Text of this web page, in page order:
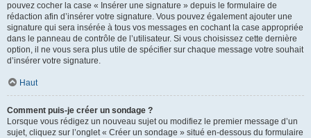
pouvez cocher la case « Insérer une signature » depuis le formulaire de
rédaction afin d’insérer votre signature. Vous pouvez également ajouter une
signature qui sera insérée à tous vos messages en cochant la case appropriée
dans le panneau de contrôle de l’utilisateur. Si vous choisissez cette dernière
option, il ne vous sera plus utile de spécifier sur chaque message votre souhait
d’insérer votre signature.
Haut
Comment puis-je créer un sondage ?
Lorsque vous rédigez un nouveau sujet ou modifiez le premier message d’un
sujet, cliquez sur l’onglet « Créer un sondage » situé en-dessous du formulaire